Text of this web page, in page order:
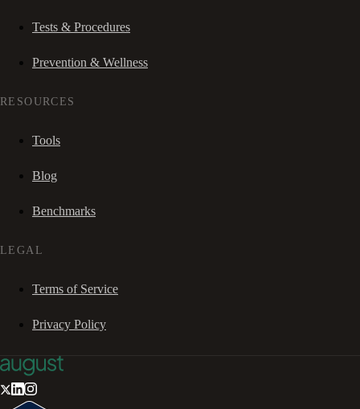
Tests & Procedures
Prevention & Wellness
RESOURCES
Tools
Blog
Benchmarks
LEGAL
Terms of Service
Privacy Policy